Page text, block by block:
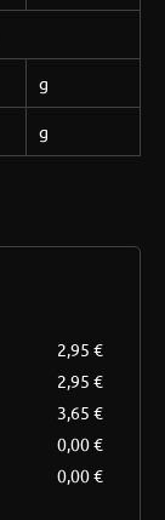
g
g
2,95 €
2,95 €
3,65 €
0,00 €
0,00 €